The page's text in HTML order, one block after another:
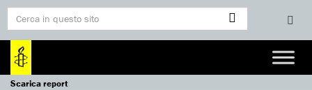
Scarica report